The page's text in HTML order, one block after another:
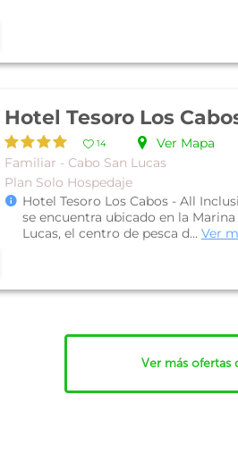
14
Ver Mapa
Familiar - Cabo San Lucas
Plan Solo Hospedaje
Hotel Tesoro Los Cabos - All
se encuentra ubicado en la Marina
Lucas, el centro de pesca d... Ver
Ver más ofertas